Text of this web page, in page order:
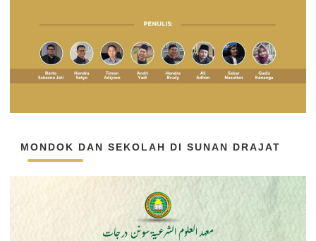
MONDOK DAN SEKOLAH DI SUNAN DRAJAT